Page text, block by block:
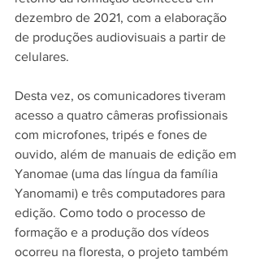
dezembro de 2021, com a elaboração
de produções audiovisuais a partir de
celulares.
Desta vez, os comunicadores tiveram
acesso a quatro câmeras profissionais
com microfones, tripés e fones de
ouvido, além de manuais de edição em
Yanomae (uma das língua da família
Yanomami) e três computadores para
edição. Como todo o processo de
formação e a produção dos vídeos
ocorreu na floresta, o projeto também